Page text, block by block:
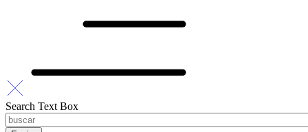
Search Text Box